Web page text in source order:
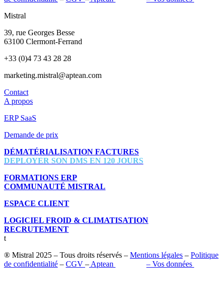
Mistral
39, rue Georges Besse
63100 Clermont-Ferrand
+33 (0)4 73 43 28 28
marketing.mistral@aptean.com
Contact
A propos
ERP SaaS
Demande de prix
DÉMATÉRIALISATION FACTURES
DEPLOYER SON DMS EN 120 JOURS
FORMATIONS ERP
COMMUNAUTÉ MISTRAL
ESPACE CLIENT
LOGICIEL FROID & CLIMATISATION
RECRUTEMENT
t
® Mistral 2025 – Tous droits réservés – Mentions légales – Politique
de confidentialité – CGV – Aptean – Vos données